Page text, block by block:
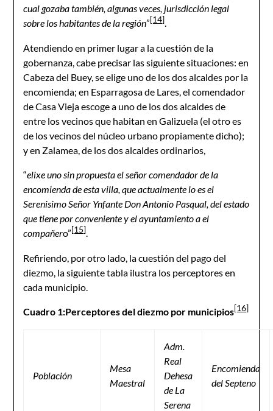
cual gozaba también, algunas veces, jurisdicción legal
sobre los habitantes de la región”[14].
Atendiendo en primer lugar a la cuestión de la
gobernanza, cabe precisar las siguiente situaciones: en
Cabeza del Buey, se elige uno de los dos alcaldes por la
encomienda; en Esparragosa de Lares, el comendador
de Casa Vieja escoge a uno de los dos alcaldes de
entre los vecinos que habitan en Galizuela (el otro es
de los vecinos del núcleo urbano propiamente dicho);
y en Zalamea, de los dos alcaldes ordinarios,
“elixe uno sin propuesta el señor comendador de la
encomienda de esta villa, que actualmente lo es el
Serenisimo Señor Ynfante Don Antonio Pasqual, del estado
que tiene por conveniente y el ayuntamiento a el
compañero”[15].
Refiriendo, por otro lado, la cuestión del pago del
diezmo, la siguiente tabla ilustra los perceptores en
cada municipio.
Cuadro 1:Perceptores del diezmo por municipios[16]
Población
Mesa
Maestral
Adm.
Real
Dehesa
de La
Serena
Encomienda
del Septeno